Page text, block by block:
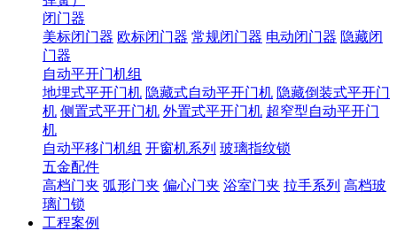
闭门器
美标闭门器 欧标闭门器 常规闭门器 电动闭门器 隐藏闭
门器
自动平开门机组
地埋式平开门机 隐藏式自动平开门机 隐藏倒装式平开门
机 侧置式平开门机 外置式平开门机 超窄型自动平开门
机
自动平移门机组 开窗机系列 玻璃指纹锁
五金配件
高档门夹 弧形门夹 偏心门夹 浴室门夹 拉手系列 高档玻
璃门锁
工程案例